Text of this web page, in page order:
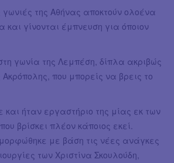
της Αθήνας αποκτούν ολοένα
γίνονται έμπνευση για όποιον
γωνία της Λεμπέση, δίπλα ακριβώς
που μπορείς να βρεις το
ήταν εργαστήριο της μίας εκ των
βρίσκει πλέον κάποιος εκεί.
με βάση τις νέες ανάγκες
των Χριστίνα Σκουλούδη,